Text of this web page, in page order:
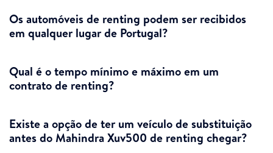
Os automóveis de renting podem ser recibidos
em qualquer lugar de Portugal?
Qual é o tempo mínimo e máximo em um
contrato de renting?
Existe a opção de ter um veículo de substituição
antes do Mahindra Xuv500 de renting chegar?